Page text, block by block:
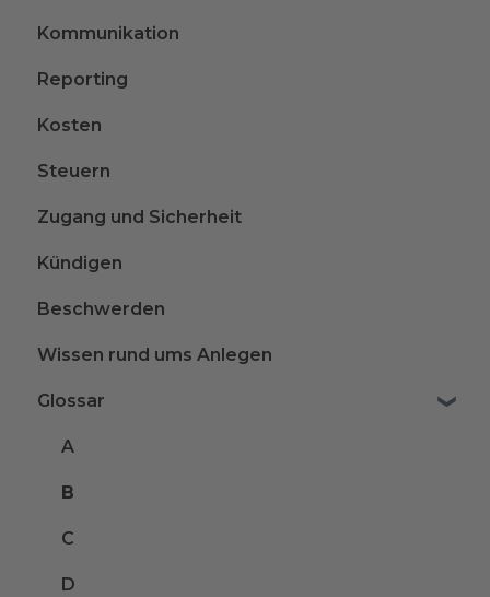
Kommunikation
Reporting
Kosten
Steuern
Zugang und Sicherheit
Kündigen
Beschwerden
Wissen rund ums Anlegen
Glossar
A
B
C
D